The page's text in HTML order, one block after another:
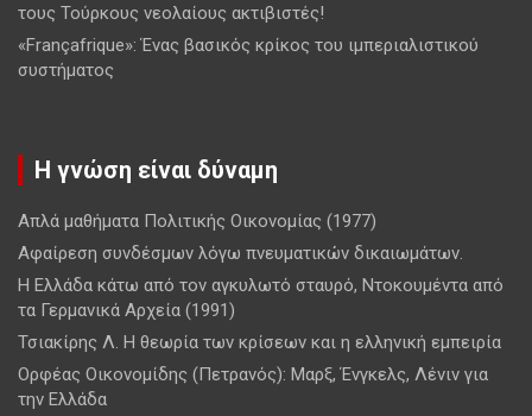
τους Τούρκους νεολαίους ακτιβιστές!
«Françafrique»: Ένας βασικός κρίκος του ιμπεριαλιστικού
συστήματος
Η γνώση είναι δύναμη
Απλά μαθήματα Πολιτικής Οικονομίας (1977)
Αφαίρεση συνδέσμων λόγω πνευματικών δικαιωμάτων.
Η Ελλάδα κάτω από τον αγκυλωτό σταυρό, Ντοκουμέντα από
τα Γερμανικά Αρχεία (1991)
Τσιακίρης Λ. Η θεωρία των κρίσεων και η ελληνική εμπειρία
Ορφέας Οικονομίδης (Πετρανός): Μαρξ, Ένγκελς, Λένιν για
την Ελλάδα